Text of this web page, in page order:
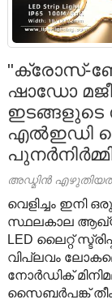
"ക്രോസ്-
ഷാഡോ
എൽഇഡി
അഡ്മിൻ എഴുതിയത്
വെളിച്ചം ഇനി
സ്ഥലകാല
LED ലൈറ്റ്
വിപ്ലവം
നോർഡിക്
സൈബർപങ്ക് തീം